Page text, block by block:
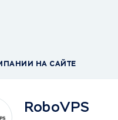
НА САЙТЕ
RoboVPS